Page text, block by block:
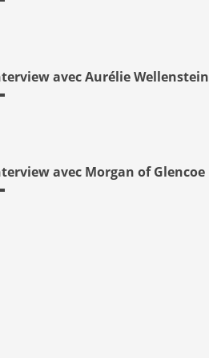
avec Aurélie Wellenstein
avec Morgan of Glencoe